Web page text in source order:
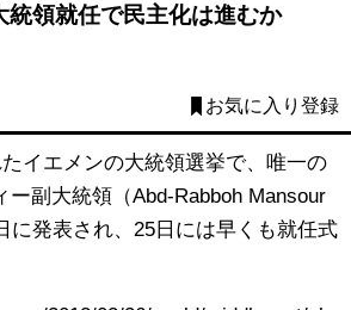
統領就任で民主化は進むか
お気に入り登録
イエメンの大統領選挙で、唯一の
ー副大統領（Abd-Rabboh Mansour
に発表され、25日には早くも就任式